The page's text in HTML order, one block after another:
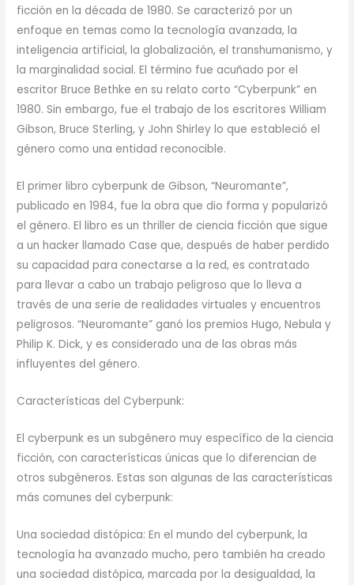
ficción en la década de 1980. Se caracterizó por un
enfoque en temas como la tecnología avanzada, la
inteligencia artificial, la globalización, el transhumanismo, y
la marginalidad social. El término fue acuñado por el
escritor Bruce Bethke en su relato corto “Cyberpunk” en
1980. Sin embargo, fue el trabajo de los escritores William
Gibson, Bruce Sterling, y John Shirley lo que estableció el
género como una entidad reconocible.
El primer libro cyberpunk de Gibson, “Neuromante”,
publicado en 1984, fue la obra que dio forma y popularizó
el género. El libro es un thriller de ciencia ficción que sigue
a un hacker llamado Case que, después de haber perdido
su capacidad para conectarse a la red, es contratado
para llevar a cabo un trabajo peligroso que lo lleva a
través de una serie de realidades virtuales y encuentros
peligrosos. “Neuromante” ganó los premios Hugo, Nebula y
Philip K. Dick, y es considerado una de las obras más
influyentes del género.
Características del Cyberpunk:
El cyberpunk es un subgénero muy específico de la ciencia
ficción, con características únicas que lo diferencian de
otros subgéneros. Estas son algunas de las características
más comunes del cyberpunk:
Una sociedad distópica: En el mundo del cyberpunk, la
tecnología ha avanzado mucho, pero también ha creado
una sociedad distópica, marcada por la desigualdad, la